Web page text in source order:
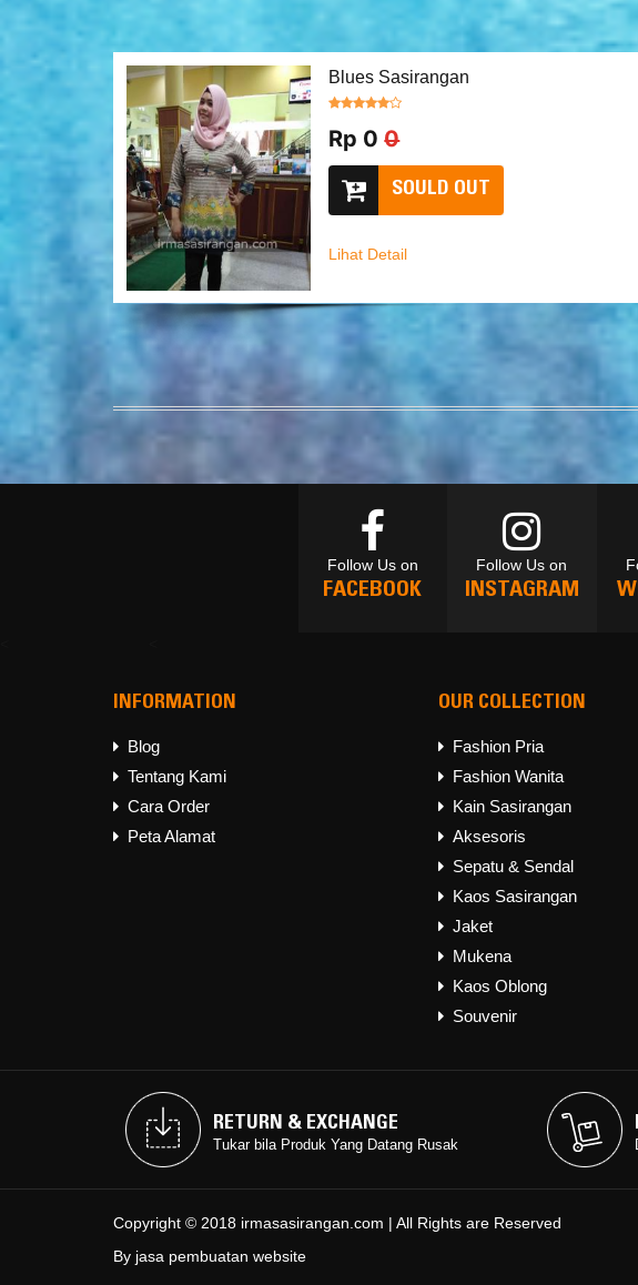
Blues Sasirangan
Rp 00
SOULD OUT
Lihat Detail
Follow Us on
FACEBOOK
Follow Us on
INSTAGRAM
Follow Us on
INSTAGRAM
INFORMATION
Blog
Tentang Kami
Cara Order
Peta Alamat
OUR COLLECTION
Fashion Pria
Fashion Wanita
Kain Sasirangan
Aksesoris
Sepatu & Sendal
Kaos Sasirangan
Jaket
Mukena
Kaos Oblong
Souvenir
RETURN & EXCHANGE
Tukar bila Produk Yang Datang Rusak
RETURN & EXCHANGE
Tukar bila Produk Yang Datang Rusak Dapatkan
Copyright © 2018 irmasasirangan.com | All Rights are Reserved
By jasa pembuatan website